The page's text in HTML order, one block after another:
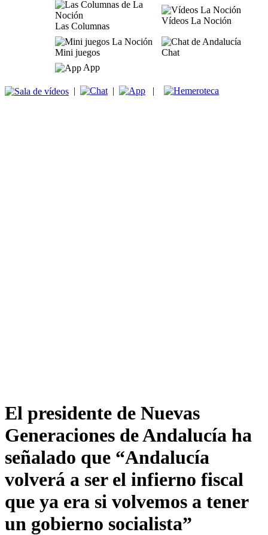
Las Columnas
Vídeos La Noción
Mini juegos
Chat
App
| | |
El presidente de Nuevas
Generaciones de Andalucía ha
señalado que “Andalucía
volverá a ser el infierno fiscal
que ya era si volvemos a tener
un gobierno socialista”